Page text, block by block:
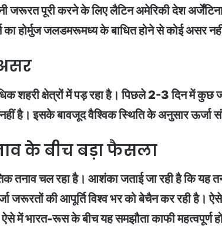
जरूरत पूरी करने के लिए लैटिन अमेरिकी देश
का होर्मुज जलडमरूमध्‍य के बाधित होने से कोई असर
असर
क्षेत्रों में पड़ रहा है। पिछले 2-3 दिन में कुछ
है। इसके बावजूद वैश्विक स्थिति के अनुसार ऊर्जा
के बीच बड़ा फैसला
तनाव चल रहा है। आशंका जताई जा रही है कि यह
जरूरतों की आपूर्ति विश्व भर को बेचैन कर रही है।
ऐसे में भारत-रूस के बीच यह समझौता काफी